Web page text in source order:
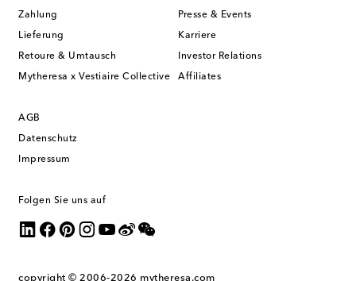
Zahlung
Lieferung
Retoure & Umtausch
Mytheresa x Vestiaire Collective
Presse & Events
Karriere
Investor Relations
Affiliates
AGB
Datenschutz
Impressum
Folgen Sie uns auf
copyright © 2006-2026 mytheresa.com